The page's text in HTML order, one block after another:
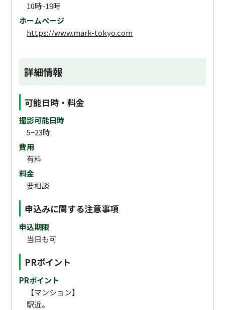
10時-19時
ホームページ
https://www.mark-tokyo.com
詳細情報
可能日時・料金
撮影可能日時
5−23時
費用
有料
料金
要相談
申込みに関する注意事項
申込期限
当日も可
PRポイント
PRポイント
【マンション】
駅近。